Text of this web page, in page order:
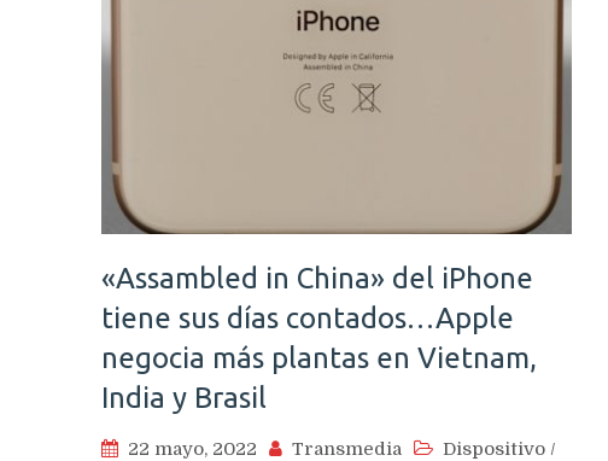
«Assambled in China» del iPhone
tiene sus días contados…Apple
negocia más plantas en Vietnam,
India y Brasil
22 mayo, 2022 Transmedia Dispositivo /